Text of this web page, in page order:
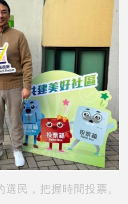
民，把握時間投票。